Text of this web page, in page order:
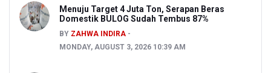
Menuju Target 4 Juta Ton, Serapan Beras
Domestik BULOG Sudah Tembus 87%
BY ZAHWA INDIRA
MONDAY, AUGUST 3, 2026 10:39 AM